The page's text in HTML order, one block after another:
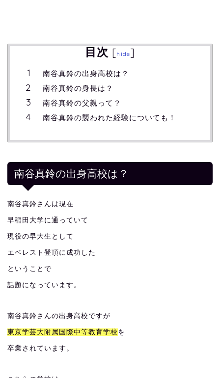
目次 [hide]
南谷真鈴の出身高校は？
南谷真鈴の身長は？
南谷真鈴の父親って？
南谷真鈴の襲われた経験についても！
南谷真鈴の出身高校は？
南谷真鈴さんは現在
早稲田大学に通っていて
現役の早大生として
エベレスト登頂に成功した
ということで
話題になっています。
南谷真鈴さんの出身高校ですが
東京学芸大附属国際中等教育学校を
卒業されています。